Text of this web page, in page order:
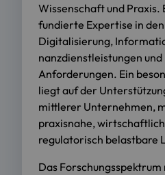
Wissenschaft und Praxis.
fundierte Expertise in
Digitalisierung,
nanzdienstleistungen
Anforderungen. Ein
liegt auf der
mittlerer Unternehmen,
praxisnahe,
regulatorisch belastbare
Das